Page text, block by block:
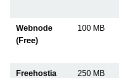
Webnode
(Free)
100 MB
Freehostia 250 MB